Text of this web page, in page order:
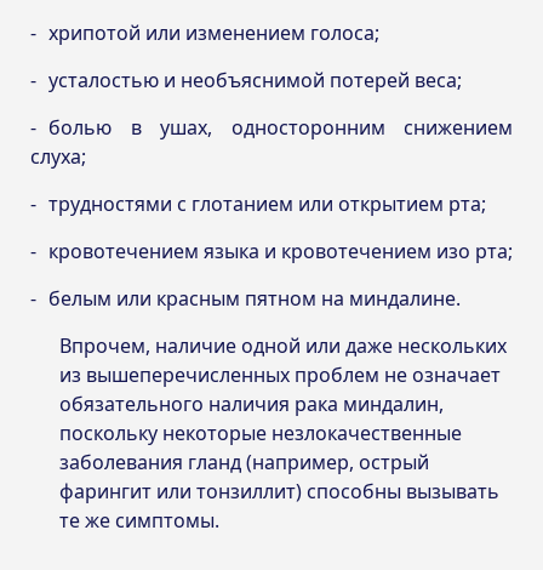
хрипотой или изменением голоса;
усталостью и необъяснимой потерей веса;
болью в ушах, односторонним снижением
слуха;
трудностями с глотанием или открытием рта;
кровотечением языка и кровотечением изо рта;
белым или красным пятном на миндалине.
Впрочем, наличие одной или даже нескольких
из вышеперечисленных проблем не означает
обязательного наличия рака миндалин,
поскольку некоторые незлокачественные
заболевания гланд (например, острый
фарингит или тонзиллит) способны вызывать
те же симптомы.